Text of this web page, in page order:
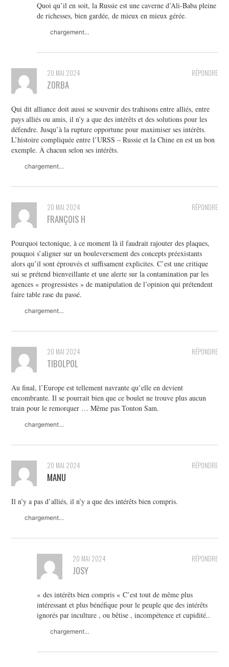
Quoi qu’il en soit, la Russie est une caverne d’Ali-Baba pleine
de richesses, bien gardée, de mieux en mieux gérée.
chargement…
RÉPONDRE
20 MAI 2024
ZORBA
Qui dit alliance doit aussi se souvenir des trahisons entre alliés, entre
pays alliés ou amis, il n’y a que des intérêts et des solutions pour les
défendre. Jusqu’à la rupture opportune pour maximiser ses intérêts.
L’histoire compliquée entre l’URSS – Russie et la Chine en est un bon
exemple. À chacun selon ses intérêts.
chargement…
RÉPONDRE
20 MAI 2024
FRANÇOIS H
Pourquoi tectonique, à ce moment là il faudrait rajouter des plaques,
pouquoi s’aligner sur un bouleversement des concepts préexistants
alors qu’il sont éprouvés et suffisament explicites. C’est une critique
sui se prétend bienveillante et une alerte sur la contamination par les
agences « progressistes » de manipulation de l’opinion qui prétendent
faire table rase du passé.
chargement…
RÉPONDRE
20 MAI 2024
TIBOLPOL
Au final, l’Europe est tellement navrante qu’elle en devient
encombrante. Il se pourrait bien que ce boulet ne trouve plus aucun
train pour le remorquer … Même pas Tonton Sam.
chargement…
RÉPONDRE
20 MAI 2024
MANU
Il n’y a pas d’alliés, il n’y a que des intérêts bien compris.
chargement…
RÉPONDRE
20 MAI 2024
JOSY
« des intérêts bien compris « C’est tout de même plus
intéressant et plus bénéfique pour le peuple que des intérêts
ignorés par inculture , ou bêtise , incompétence et cupidité..
chargement…